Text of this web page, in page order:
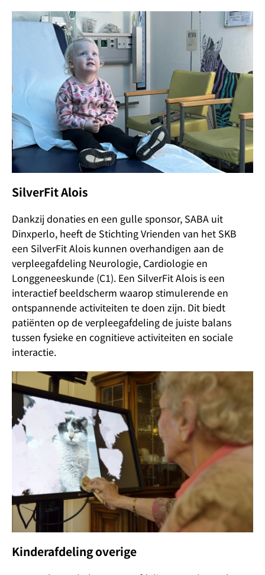
SilverFit Alois
Dankzij donaties en een gulle sponsor, SABA uit
Dinxperlo, heeft de Stichting Vrienden van het SKB
een SilverFit Alois kunnen overhandigen aan de
verpleegafdeling Neurologie, Cardiologie en
Longgeneeskunde (C1). Een SilverFit Alois is een
interactief beeldscherm waarop stimulerende en
ontspannende activiteiten te doen zijn. Dit biedt
patiënten op de verpleegafdeling de juiste balans
tussen fysieke en cognitieve activiteiten en sociale
interactie.
Kinderafdeling overige